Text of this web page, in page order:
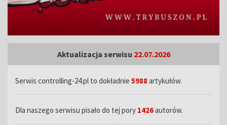
Aktualizacja serwisu 22.07.2026
Serwis controlling-24.pl to dokładnie 5988 artykułów.
Dla naszego serwisu pisało do tej pory 1426autorów.